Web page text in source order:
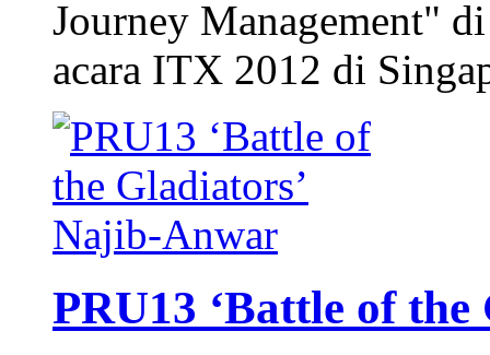
Journey Management"
acara ITX 2012 di
PRU13 ‘Battle of the